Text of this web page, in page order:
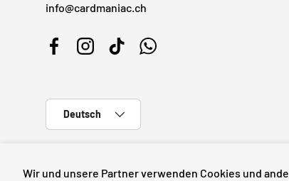
Wir und unsere Partner verwenden Cookies und
info@cardmaniac.ch
FacebookInstagramTikTokWhatsApp
Deutsch